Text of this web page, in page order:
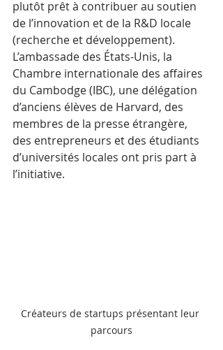
plutôt prêt à contribuer au soutien
de l’innovation et de la R&D locale
(recherche et développement).
L’ambassade des États-Unis, la
Chambre internationale des affaires
du Cambodge (IBC), une délégation
d’anciens élèves de Harvard, des
membres de la presse étrangère,
des entrepreneurs et des étudiants
d’universités locales ont pris part à
l’initiative.
Créateurs de startups présentant leur
parcours